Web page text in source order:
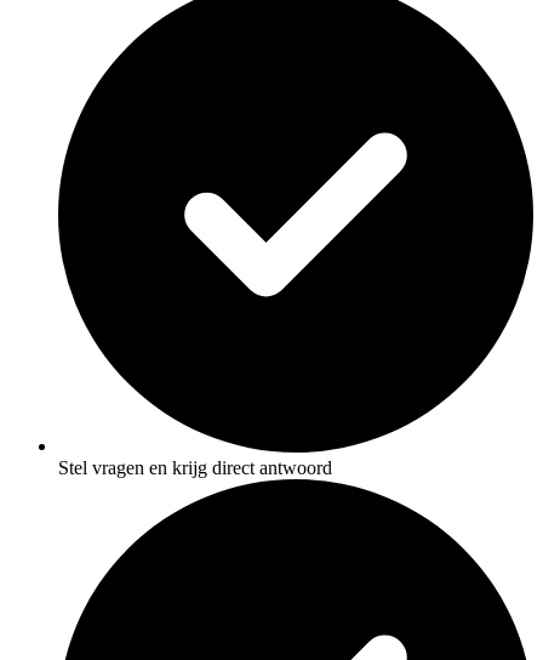
Stel vragen en krijg direct antwoord